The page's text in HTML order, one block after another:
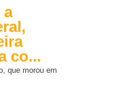
a
co...
que morou em